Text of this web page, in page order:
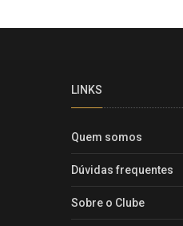
LINKS
Quem somos
Dúvidas frequentes
Sobre o Clube